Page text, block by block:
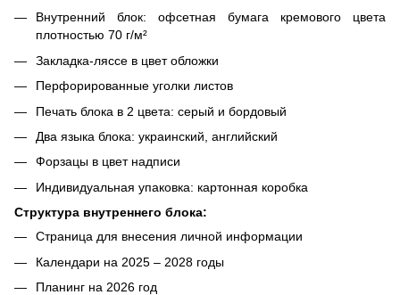
Внутренний блок: офсетная бумага кремового цвета
плотностью 70 г/м²
Закладка-ляссе в цвет обложки
Перфорированные уголки листов
Печать блока в 2 цвета: серый и бордовый
Два языка блока: украинский, английский
Форзацы в цвет надписи
Индивидуальная упаковка: картонная коробка
Структура внутреннего блока:
Страница для внесения личной информации
Календари на 2025 – 2028 годы
Планинг на 2026 год